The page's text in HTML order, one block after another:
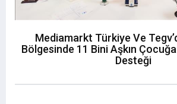
Mediamarkt Türkiye Ve
Bölgesinde 11 Bini Aşkın
Desteği